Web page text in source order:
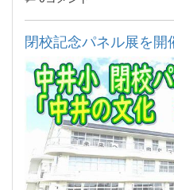
閉校記念パネル展を開